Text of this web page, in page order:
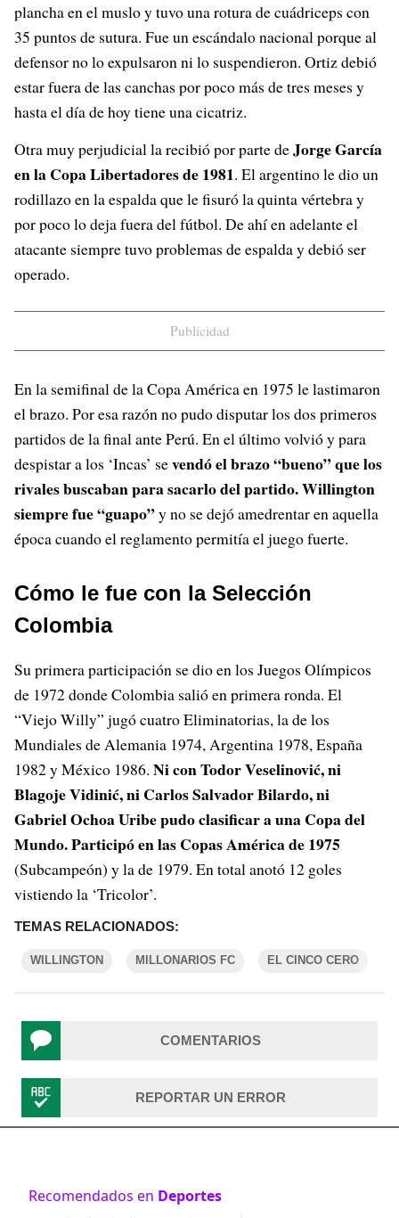
plancha en el muslo y tuvo una rotura de cuádriceps con
35 puntos de sutura. Fue un escándalo nacional porque al
defensor no lo expulsaron ni lo suspendieron. Ortiz debió
estar fuera de las canchas por poco más de tres meses y
hasta el día de hoy tiene una cicatriz.
Otra muy perjudicial la recibió por parte deJorge García
en la Copa Libertadores de 1981. El argentino le dio un
rodillazo en la espalda que le fisuró la quinta vértebra y
por poco lo deja fuera del fútbol. De ahí en adelante el
atacante siempre tuvo problemas de espalda y debió ser
operado.
Publicidad
En la semifinal de la Copa América en 1975 le lastimaron
el brazo. Por esa razón no pudo disputar los dos primeros
partidos de la final ante Perú. En el último volvió y para
despistar a los ‘Incas’ sevendó el brazo “bueno”que los
rivales buscaban para sacarlo del partido. Willington
siempre fue “guapo”y no se dejó amedrentar en aquella
época cuando el reglamento permitía el juego fuerte.
Cómo le fue con la Selección
Colombia
Su primera participación se dio en los Juegos Olímpicos
de 1972 donde Colombia salió en primera ronda. El
“Viejo Willy” jugó cuatro Eliminatorias, la de los
Mundiales de Alemania 1974, Argentina 1978, España
1982 y México 1986. Ni con Todor Veselinović, ni
Blagoje Vidinić, ni Carlos Salvador Bilardo, ni
Gabriel Ochoa Uribe pudo clasificar a una Copa del
Mundo. Participó en las Copas América de 1975
(Subcampeón) y la de 1979. En total anotó 12 goles
vistiendo la ‘Tricolor’.
TEMAS RELACIONADOS:
WILLINGTON MILLONARIOS FC EL CINCO CERO
COMENTARIOS
REPORTAR UN ERROR
Recomendados en Deportes